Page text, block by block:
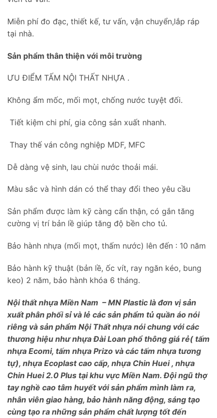
Miễn phí đo đạc, thiết kế, tư vấn, vận chuyển,lắp ráp
tại nhà.
Sản phẩm thân thiện với môi trường
ƯU ĐIỂM TẤM NỘI THẤT NHỰA .
Không ẩm mốc, mối mọt, chống nước tuyệt đối.
Tiết kiệm chi phí, gia công sản xuất nhanh.
Thay thế ván công nghiệp MDF, MFC
Dễ dàng vệ sinh, lau chùi nước thoải mái.
Màu sắc và hình dán có thể thay đổi theo yêu cầu
Sản phẩm được làm kỹ càng cẩn thận, có gắn tăng
cường vị trí bản lề giúp tăng độ bền cho tủ.
Bảo hành nhựa (mối mọt, thấm nước) lên đến : 10 năm
Bảo hành kỹ thuật (bản lề, ốc vít, ray ngăn kéo, bung
keo) 2 năm, bảo hành khóa 6 tháng.
Nội thất nhựa Miền Nam – MN Plastic là đơn vị sản
xuất phân phối sỉ và lẻ các sản phẩm tủ quần áo nói
riêng và sản phẩm Nội Thất nhựa nói chung với các
thương hiệu như nhựa Đài Loan phổ thông giá rẻ( tấm
nhựa Ecomi, tấm nhựa Prizo và các tấm nhựa tương
tự), nhựa Ecoplast cao cấp, nhựa Chin Huei , nhựa
Chin Huei 2.0 Plus tại khu vực Miền Nam. Đội ngũ thợ
tay nghề cao tâm huyết với sản phẩm mình làm ra,
nhân viên giao hàng, bảo hành năng động, sáng tạo
cùng tạo ra những sản phẩm chất lượng tốt đến